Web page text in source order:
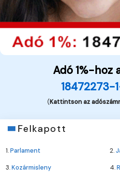
Adó 1%-hoz
18472273-
(Kattintson az
Felkapott
1.Parlament 2.
3.Kozármisleny 4.